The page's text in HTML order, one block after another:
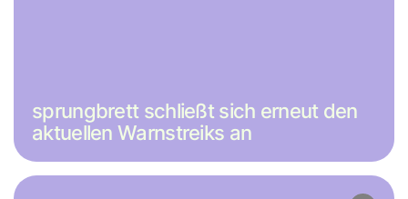
sprungbrett schließt sich erneut den
aktuellen Warnstreiks an